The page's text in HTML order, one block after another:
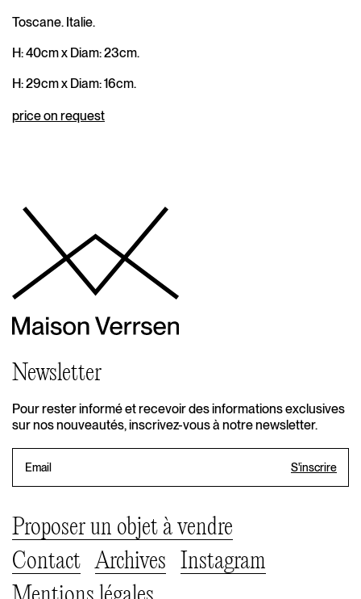
Toscane. Italie.
H: 40cm x Diam: 23cm.
H: 29cm x Diam: 16cm.
price on request
Newsletter
Pour rester informé et recevoir des informations exclusives
sur nos nouveautés, inscrivez-vous à notre newsletter.
Proposer un objet à vendre
Contact
Archives
Instagram